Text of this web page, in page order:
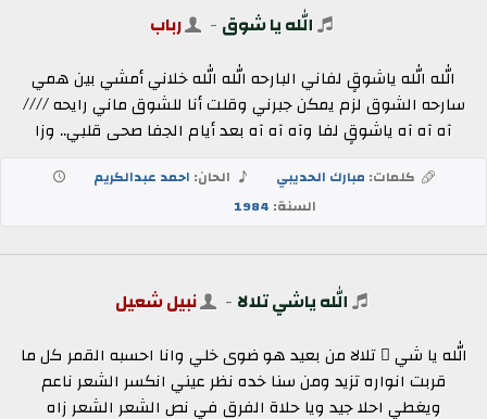
الله يا شوق - رباب
الله الله ياشوقٍ لفاني البارحه الله الله خلاني أمشي بين همي
سارحه الشوق لزم يمكن جبرني وقلت أنا للشوق ماني رايحه ////
آه آه آه ياشوقٍ لفا وآه آه آه بعد أيام الجفا صحى قلبي.. وزا
كلمات: مبارك الحديبي الحان: احمد عبدالكريم
السنة: 1984
الله ياشي تلالا - نبيل شعيل
الله يا شي ٍ تلالا من بعيد هو ضوى خلي وانا احسبه القمر كل ما
قربت انواره تزيد ومن سنا خده نظر عيني انكسر الشعر ناعم
ويغطي احلا جيد ويا حلاة الفرق في نص الشعر الشعر زاه